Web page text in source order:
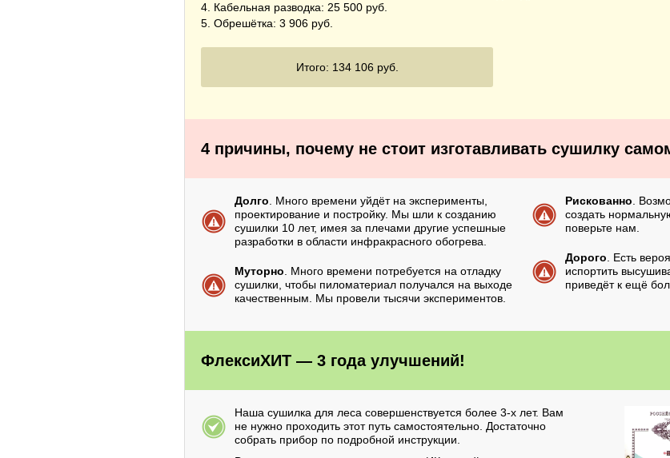
4. Кабельная разводка: 25 500 руб.
5. Обрешётка: 3 906 руб.
Итого: 134 106 руб.
4 причины, почему не стоит изготавливать сушилку
Долго. Много времени уйдёт на эксперименты,
проектирование и постройку. Мы шли к созданию
сушилки 10 лет, имея за плечами другие успешные
разработки в области инфракрасного обогрева.
Муторно. Много времени потребуется на отладку
сушилки, чтобы пиломатериал получался на выходе
качественным. Мы провели тысячи экспериментов.
Рискованно.
создать
поверьте нам.
Дорого. Есть
испортить
приведёт к ещё
ФлексиХИТ — 3 года улучшений!
Наша сушилка для леса совершенствуется более 3-х лет. Вам
не нужно проходить этот путь самостоятельно. Достаточно
собрать прибор по подробной инструкции.